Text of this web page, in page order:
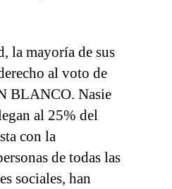
la mayoría de sus
al voto de
BLANCO. Nasie
al 25% del
con la
de todas las
sociales, han